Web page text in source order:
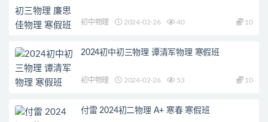
初中物理 2024-02-26 40 10
2024初中初三物理 谭清军物理 寒假班
初中物理 2024-02-26 53 10
付雷 2024初二物理 A+ 寒春 寒假班